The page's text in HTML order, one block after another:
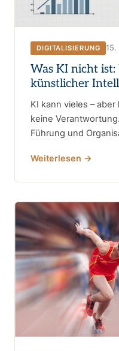
DIGITALISIERUNG
Was KI nicht
künstlicher
KI kann vieles –
keine
Führung und
Weiterlesen →